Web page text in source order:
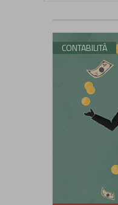
CONTABILITÀ